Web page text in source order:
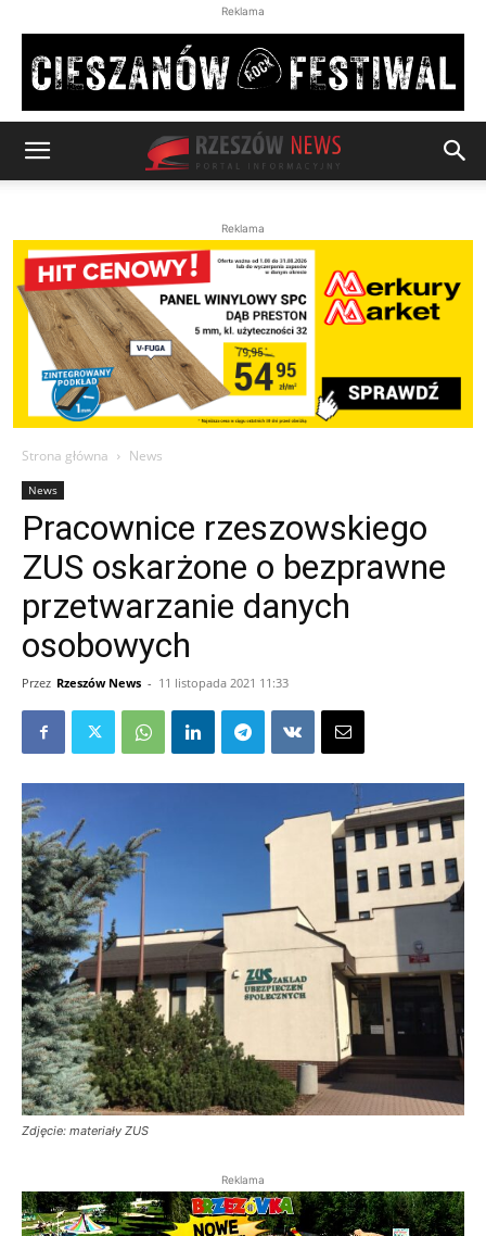
Reklama
Reklama
Strona główna News
News
Pracownice rzeszowskiego
ZUS oskarżone o bezprawne
przetwarzanie danych
osobowych
Przez Rzeszów News - 11 listopada 2021 11:33
Zdjęcie: materiały ZUS
Reklama